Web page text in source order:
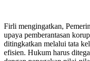
Firli mengingatkan,
upaya pemberantasan
ditingkatkan melalui tata
efisien. Hukum harus